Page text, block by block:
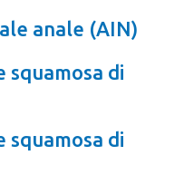
anale (AIN)
di
di